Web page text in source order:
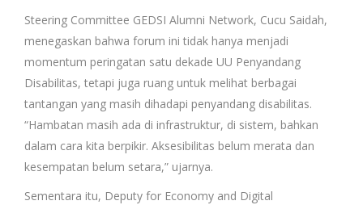
Steering Committee GEDSI Alumni Network, Cucu Saidah,
menegaskan bahwa forum ini tidak hanya menjadi
momentum peringatan satu dekade UU Penyandang
Disabilitas, tetapi juga ruang untuk melihat berbagai
tantangan yang masih dihadapi penyandang disabilitas.
“Hambatan masih ada di infrastruktur, di sistem, bahkan
dalam cara kita berpikir. Aksesibilitas belum merata dan
kesempatan belum setara,” ujarnya.
Sementara itu, Deputy for Economy and Digital